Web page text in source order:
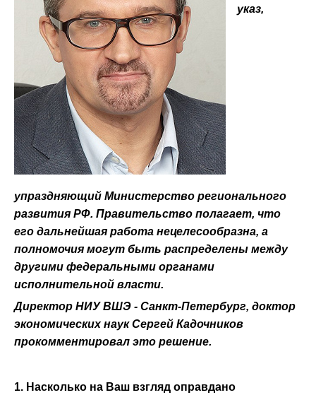
указ,
упраздняющий Министерство регионального
развития РФ. Правительство полагает, что
его дальнейшая работа нецелесообразна, а
полномочия могут быть распределены между
другими федеральными органами
исполнительной власти.
Директор НИУ ВШЭ - Санкт-Петербург, доктор
экономических наук Сергей Кадочников
прокомментировал это решение.
1. Насколько на Ваш взгляд оправдано